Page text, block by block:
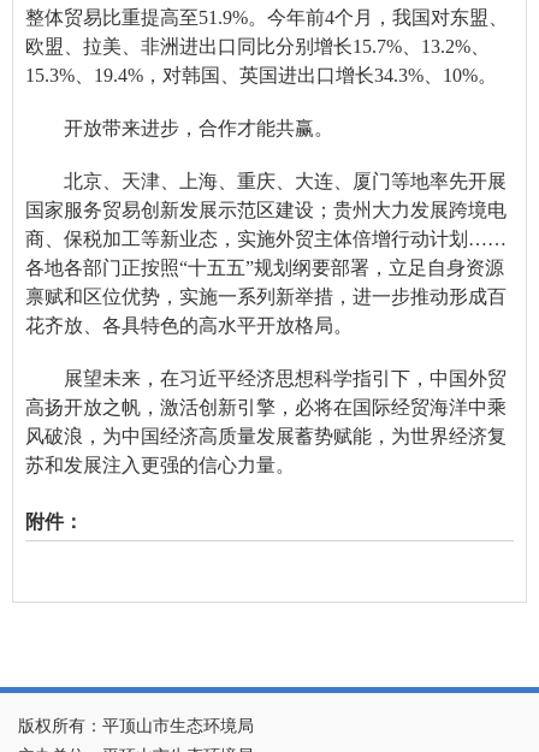
整体贸易比重提高至51.9%。今年前4个月，我国对东盟、
欧盟、拉美、非洲进出口同比分别增长15.7%、13.2%、
15.3%、19.4%，对韩国、英国进出口增长34.3%、10%。
开放带来进步，合作才能共赢。
北京、天津、上海、重庆、大连、厦门等地率先开展
国家服务贸易创新发展示范区建设；贵州大力发展跨境电
商、保税加工等新业态，实施外贸主体倍增行动计划……
各地各部门正按照“十五五”规划纲要部署，立足自身资源
禀赋和区位优势，实施一系列新举措，进一步推动形成百
花齐放、各具特色的高水平开放格局。
展望未来，在习近平经济思想科学指引下，中国外贸
高扬开放之帆，激活创新引擎，必将在国际经贸海洋中乘
风破浪，为中国经济高质量发展蓄势赋能，为世界经济复
苏和发展注入更强的信心力量。
附件：
版权所有：平顶山市生态环境局